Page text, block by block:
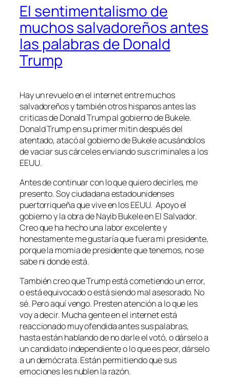
El sentimentalismo de
muchos salvadoreños antes
las palabras de Donald
Trump
Hay un revuelo en el internet entre muchos
salvadoreños y también otros hispanos antes las
criticas de Donald Trump al gobierno de Bukele.
Donald Trump en su primer mitin después del
atentado, atacó al gobierno de Bukele acusándolos
de vaciar sus cárceles enviando sus criminales a los
EEUU.
Antes de continuar con lo que quiero decirles, me
presento. Soy ciudadana estadounidenses
puertorriqueña que vive en los EEUU. Apoyo el
gobierno y la obra de Nayib Bukele en El Salvador.
Creo que ha hecho una labor excelente y
honestamente me gustaría que fuera mi presidente,
porque la momia de presidente que tenemos, no se
sabe ni donde está.
También creo que Trump está cometiendo un error,
o está equivocado o está siendo mal asesorado. No
sé. Pero aquí vengo. Presten atención a lo que les
voy a decir. Mucha gente en el internet está
reaccionado muy ofendida antes sus palabras,
hasta están hablando de no darle el votó, o dárselo a
un candidato independiente o lo que es peor, dárselo
a un demócrata. Están permitiendo que sus
emociones les nublen la razón.